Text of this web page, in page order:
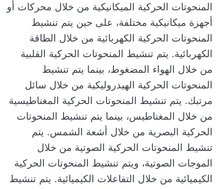
المنحوتات الحركية الميكانيكية من خلال محركات أو
أجهزة ميكانيكية مختلفة، على حين يتم تنشيط
المنحوتات الحركية الكهربائية من خلال الطاقة
الكهربائية. يتم تنشيط المنحوتات الحركية القلبية
من خلال الهواء المضغوط، بينما يتم تنشيط
المنحوتات الحركية الهيدروليكية من خلال سائل
مرتبك. يتم تنشيط المنحوتات الحركية المغناطيسية
من خلال المغناطيس، بينما يتم تنشيط المنحوتات
الحركية البصرية من خلال أشعة الشمس. يتم
تنشيط المنحوتات الحركية الصوتية من خلال
الموجات الصوتية، ويتم تنشيط المنحوتات الحركية
الكيميائية من خلال التفاعلات الكيميائية. يتم تنشيط